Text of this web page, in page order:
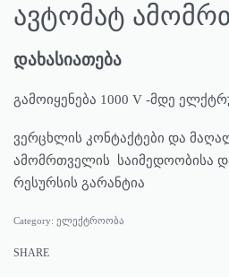
ავტომატ
დახასიათება
გამოიყენება 1000 V -მდე
ვერცხლის კონტაქტები და
ამომრთველის საიმედოობისა
რესურსის გარანტია
Category: ელექტროობა
SHARE